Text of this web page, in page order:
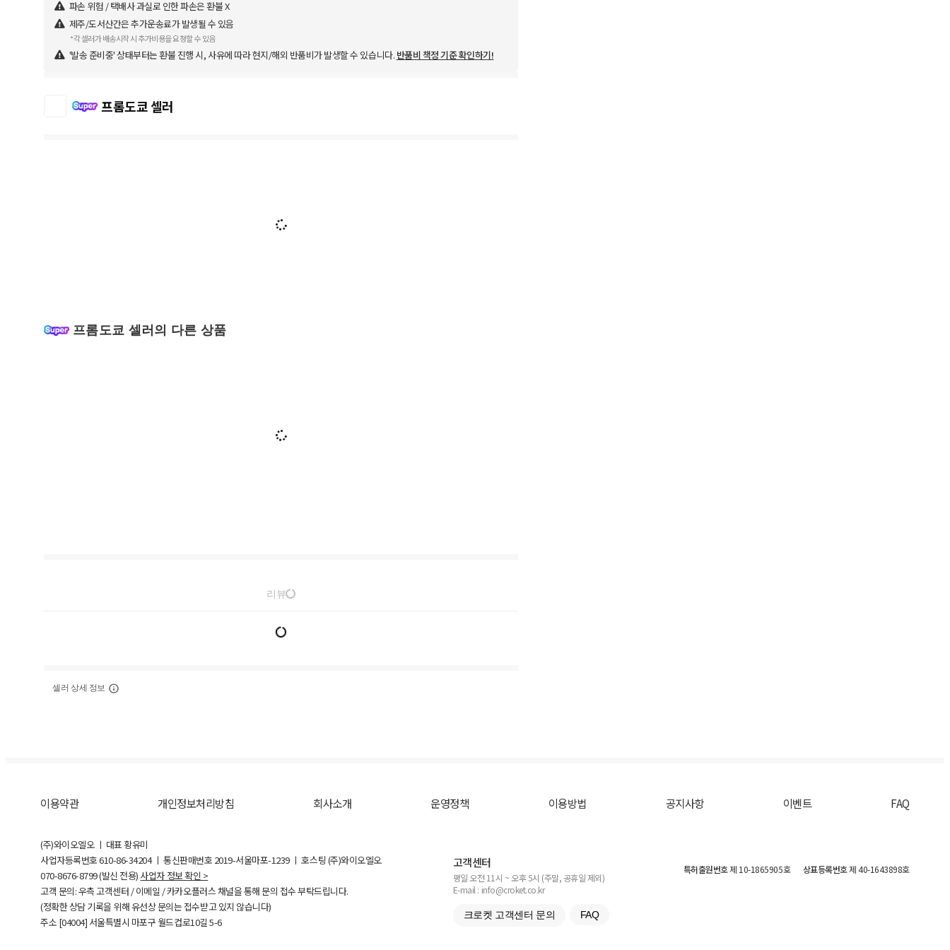
파손 위험 / 택배사 과실로 인한 파손은 환불 X
제주/도서산간은 추가운송료가 발생될 수 있음
*각 셀러가 배송시작 시 추가비용을 요청할 수 있음
'발송 준비중' 상태부터는 환불 진행 시, 사유에 따라 현지/해외 반품비가 발생할 수 있습니다. 반품비 책정 기준 확인하기!
프롬도쿄 셀러
프롬도쿄 셀러의 다른 상품
리뷰
셀러 상세 정보
이용약관 개인정보처리방침 회사소개 운영정책 이용방법 공지사항 이벤트 FAQ
(주)와이오엘오 ㅣ 대표 황유미
사업자등록번호610-86-34204ㅣ 통신판매번호 2019-서울마포-1239 ㅣ 호스팅 (주)와이오엘오
070-8676-8799 (발신 전용) 사업자 정보 확인 >
고객 문의: 우측 고객센터 / 이메일 / 카카오플러스 채널을 통해 문의 접수 부탁드립니다.
(정확한 상담 기록을 위해 유선상 문의는 접수받고 있지 않습니다)
주소 [04004] 서울특별시 마포구 월드컵로10길5-6
고객센터
평일 오전 11시 ~ 오후 5시 (주말, 공휴일 제외)
E-mail : info@croket.co.kr
크로켓 고객센터 문의 FAQ
특허출원번호제 10-1865905호 상표등록번호제 40-1643898호